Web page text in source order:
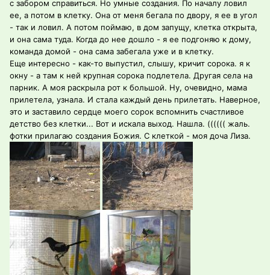
с забором справиться. Но умные создания. По началу ловил
ее, а потом в клетку. Она от меня бегала по двору, я ее в угол
- так и ловил. А потом поймаю, в дом запущу, клетка открыта,
и она сама туда. Когда до нее дошло - я ее подгоняю к дому,
команда домой - она сама забегала уже и в клетку.
Еще интересно - как-то выпустил, слышу, кричит сорока. я к
окну - а там к ней крупная сорока подлетела. Другая села на
парник. А моя раскрыла рот к большой. Ну, очевидно, мама
прилетела, узнала. И стала каждый день прилетать. Наверное,
это и заставило сердце моего сорок вспомнить счастливое
детство без клетки... Вот и искала выход. Нашла. (((((( жаль.
фотки прилагаю создания Божия. С клеткой - моя доча Лиза.